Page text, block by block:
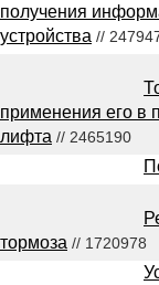
получения
устройства //
применения его в
лифта // 2465190
тормоза // 1720978